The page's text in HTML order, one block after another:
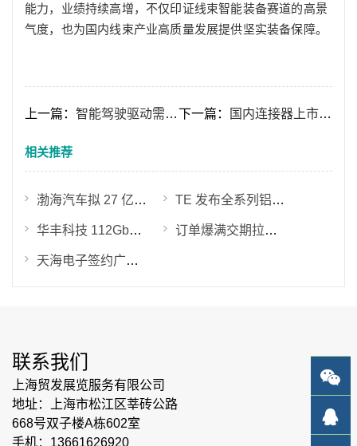
能力，业绩持续高增，不仅印证线束智能装备赛道的高景
气度，也为国内线束产业高质量发展提供坚实装备保障。
上一篇： 智能驾驶驱动需求爆发 QYResearch 发布车载高速连接器市场预测 全球 2032 年规模将达 45.26 亿美元 下一篇： 国内连接器上市公司完整版清单
相关推荐
渤海汽车拟 27 亿元收购莱尼线束等核心股权 加码新能源线束与零部件一体化布局 TE 发布全系列铝代铜高压连接器 加速 800V 轻量化规模化落地
华丰科技 112Gbps 高速连接器实现量产交付 224Gbps 产品验证提速 订单爆满交期拉长！800V 高压线束迎来行业紧缺潮，ICH 深圳展助力产业链破局
天海电子签约广州花都汽车连接器生产基地 华南一体化制造布局落地
联系我们
上海贸发展览服务有限公司
地址：上海市松江区莘砖公路
668号双子楼A栋602室
手机：13661626920